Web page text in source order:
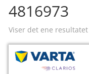
4816973
Viser det ene resultatet